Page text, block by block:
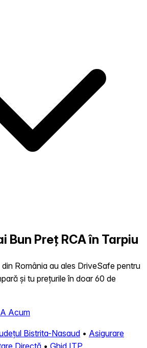
Bun Preț RCA în Tarpiu
România au ales DriveSafe pentru
și tu prețurile în doar 60 de
Acum
Bistrita-Nasaud • Asigurare